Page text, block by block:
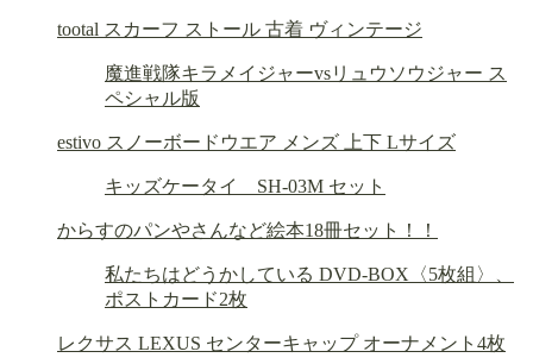
tootal スカーフ ストール 古着 ヴィンテージ
魔進戦隊キラメイジャーvsリュウソウジャー ス
ペシャル版
estivo スノーボードウエア メンズ 上下 Lサイズ
キッズケータイ SH-03M セット
からすのパンやさんなど絵本18冊セット！！
私たちはどうかしている DVD-BOX〈5枚組〉、
ポストカード2枚
レクサス LEXUS センターキャップ オーナメント4枚